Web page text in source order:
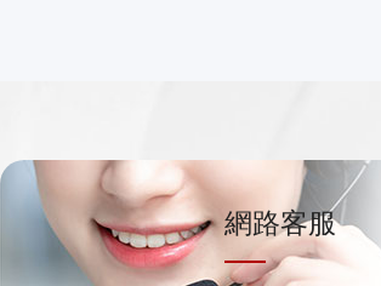
網路客服